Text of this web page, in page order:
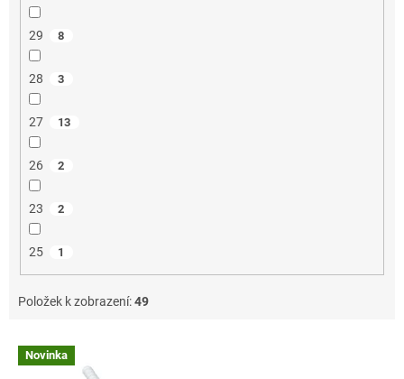
29 8
28 3
27 13
26 2
23 2
25 1
Položek k zobrazení:49
V
ý Novinka